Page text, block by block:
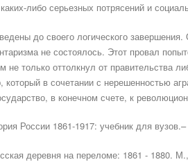
либо серьезных потрясений и
до своего логического
не состоялось. Этот провал
не только оттолкнул от правительства
в сочетании с нерешенностью
в конечном счете, к
России 1861-1917: учебник для
деревня на переломе: 1861 - 1880.